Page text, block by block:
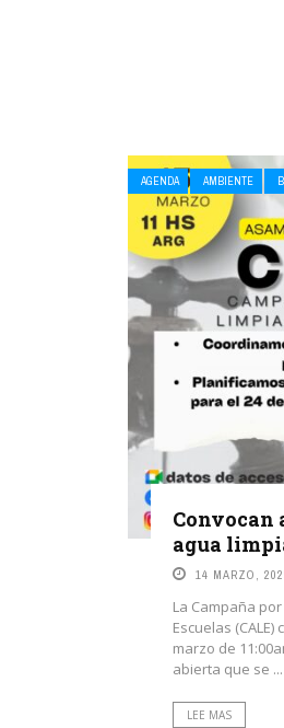
AGENDA AMBIENTE
Convocan
agua
14 MARZO,
La Campaña
Escuelas
marzo de
abierta que se ...
LEE MAS